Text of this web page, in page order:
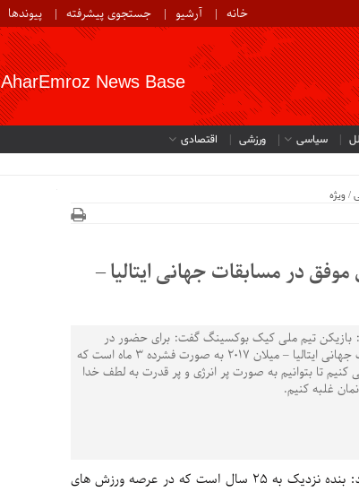
خانه آرشیو جستجوی پیشرفته پیوندها
AharEmroz News Base
سیاسی ورزشی اقتصادی
کش_
/ ویژه
حضوری موفق در مسابقات جهانی ایتالیا –
بازیکن تیم ملی کیک بوکسینگ گفت: برای حضور در
مسابقات جهانی ایتالیا – میلان 2017 به صورت فشرده 3 ماه است که
کنیم تا بتوانیم به صورت پر انرژی و پر قدرت به لطف خدا
غلبه کنیم.
اظهار کرد: بنده نزدیک به 25 سال است که در عرصه ورزش های